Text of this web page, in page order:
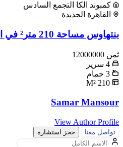
كمبوند الكا التجمع السادس
القاهرة الجديدة
بنتهاوس مساحة 210 متر² في الكا التجمع السادس | تقسيط على 10 سنوات
ثمن 12000000
4 سرير
3 حمام
210
M²
Samar Mansour
View Author Profile
تواصل معنا حجز استشارة